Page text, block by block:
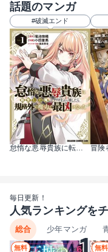
話題のマンガ
#破滅エンド
冒険
毎日更新！
人気ランキングを
総合 少年マンガ
無料 無料